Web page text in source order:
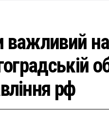
важливий
рф